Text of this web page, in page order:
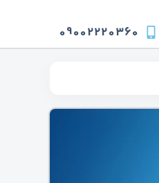
09002220360